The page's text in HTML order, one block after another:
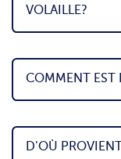
VOLAILLE?
COMMENT EST
D'OÙ